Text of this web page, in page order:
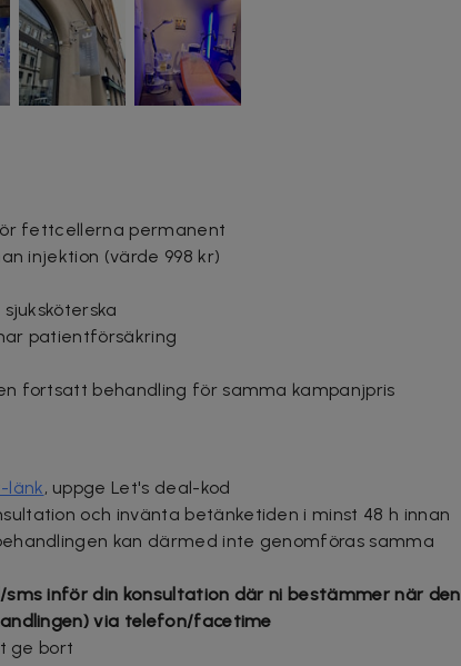
fettcellerna permanent
injektion (värde 998 kr)
patientförsäkring
fortsatt behandling för samma kampanjpris
länk, uppge Let's deal-kod
och invänta betänketiden i minst 48 h innan
kan därmed inte genomföras samma
inför din konsultation där ni bestämmer när den
via telefon/facetime
ge bort